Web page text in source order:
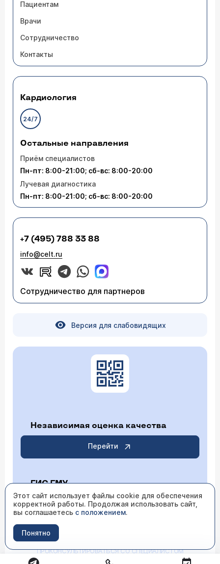
Пациентам
Врачи
Сотрудничество
Контакты
Кардиология
24/7
Остальные направления
Приём специалистов
Пн-пт: 8:00-21:00; сб-вс: 8:00-20:00
Лучевая диагностика
Пн-пт: 8:00-21:00; сб-вс: 8:00-20:00
+7 (495) 788 33 88
info@celt.ru
Сотрудничество для партнеров
Версия для слабовидящих
Независимая оценка качества
Перейти
ГИС ГМУ
Перейти
ИМЕЮТСЯ ПРОТИВОПОКАЗАНИЯ НЕОБХОДИМО
ПРОКОНСУЛЬТИРОВАТЬСЯ СО СПЕЦИАЛИСТОМ
Этот сайт использует файлы cookie для обеспечения
корректной работы. Продолжая использовать сайт,
вы соглашаетесь с положением.
Понятно